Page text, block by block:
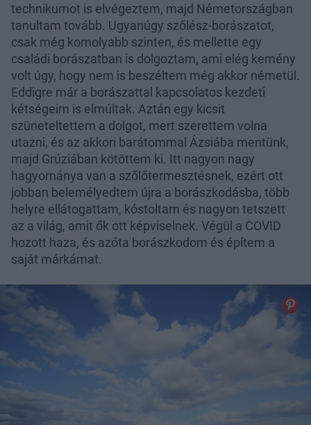
technikumot is elvégeztem, majd Németországban
tanultam tovább. Ugyanúgy szőlész-borászatot,
csak még komolyabb szinten, és mellette egy
családi borászatban is dolgoztam, ami elég kemény
volt úgy, hogy nem is beszéltem még akkor németül.
Eddigre már a borászattal kapcsolatos kezdeti
kétségeim is elmúltak. Aztán egy kicsit
szüneteltettem a dolgot, mert szerettem volna
utazni, és az akkori barátommal Ázsiába mentünk,
majd Grúziában kötöttem ki. Itt nagyon nagy
hagyománya van a szőlőtermesztésnek, ezért ott
jobban belemélyedtem újra a borászkodásba, több
helyre ellátogattam, kóstoltam és nagyon tetszett
az a világ, amit ők ott képviselnek. Végül a COVID
hozott haza, és azóta borászkodom és építem a
saját márkámat.